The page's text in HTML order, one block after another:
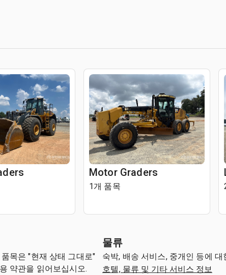
Motor Graders
1개 품목
목은 "현재 상태 그대로"
약관을 읽어보십시오.
물류
숙박, 배송 서비스, 중개인 등에 대
호텔, 물류 및 기타 서비스 정보